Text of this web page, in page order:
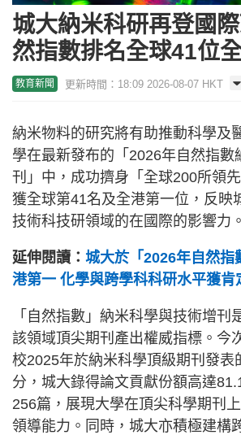
城大納米科研再登國
然指數排名全球41位
教育新聞 更新時間：18:09 2026-08-07 HKT
納米物料的研究將有助推動科學及
學在最新發布的「2026年自然指數
刊」中，成功擠身「全球200所領
獲全球第41名及全港第一位，反映
技術科技研領域的在國際的影響力。
延伸閱讀： 城大於「2026年自然指
港第一 化學與跨學科科研水平獲肯
「自然指數」納米科學與技術增刊
該領域頂尖期刊產出權威指標。今
校2025年於納米科學頂級期刊發表
分，城大錄得論文貢獻份額高達
256篇，展現大學在頂尖科學期刊
領導能力。同時，城大亦積極建構